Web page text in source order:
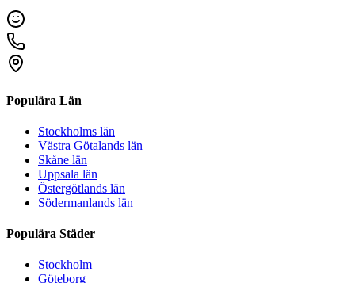
Populära Län
Stockholms län
Västra Götalands län
Skåne län
Uppsala län
Östergötlands län
Södermanlands län
Populära Städer
Stockholm
Göteborg